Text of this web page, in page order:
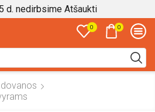
d. nedirbsime Atšaukti
0 0
input